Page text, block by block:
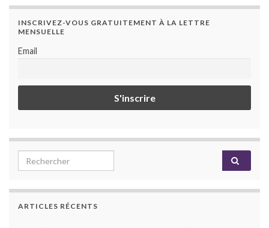
INSCRIVEZ-VOUS GRATUITEMENT À LA LETTRE
MENSUELLE
Email
Search for:
ARTICLES RÉCENTS